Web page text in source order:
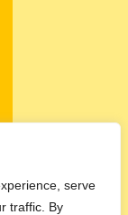
serve
traffic. By